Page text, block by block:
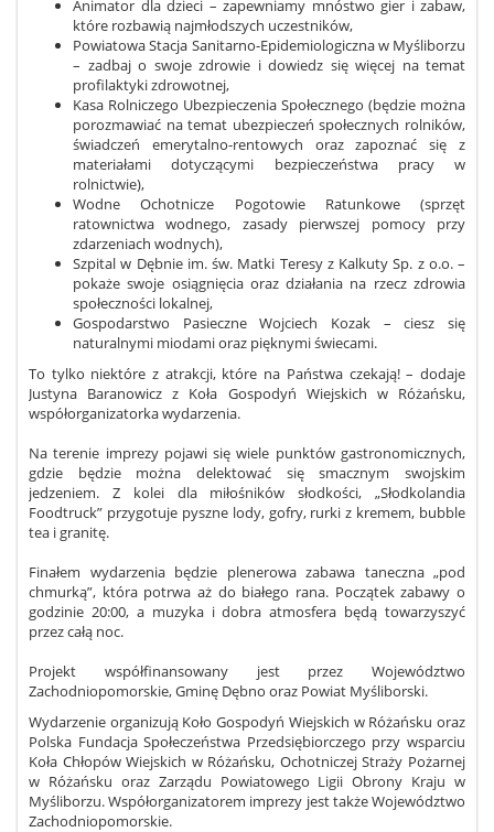
Animator dla dzieci – zapewniamy mnóstwo gier i zabaw,
które rozbawią najmłodszych uczestników,
Powiatowa Stacja Sanitarno-Epidemiologiczna w Myśliborzu
– zadbaj o swoje zdrowie i dowiedz się więcej na temat
profilaktyki zdrowotnej,
Kasa Rolniczego Ubezpieczenia Społecznego (będzie można
porozmawiać na temat ubezpieczeń społecznych rolników,
świadczeń emerytalno-rentowych oraz zapoznać się z
materiałami dotyczącymi bezpieczeństwa pracy w
rolnictwie),
Wodne Ochotnicze Pogotowie Ratunkowe (sprzęt
ratownictwa wodnego, zasady pierwszej pomocy przy
zdarzeniach wodnych),
Szpital w Dębnie im. św. Matki Teresy z Kalkuty Sp. z o.o. –
pokaże swoje osiągnięcia oraz działania na rzecz zdrowia
społeczności lokalnej,
Gospodarstwo Pasieczne Wojciech Kozak – ciesz się
naturalnymi miodami oraz pięknymi świecami.
To tylko niektóre z atrakcji, które na Państwa czekają! – dodaje
Justyna Baranowicz z Koła Gospodyń Wiejskich w Różańsku,
współorganizatorka wydarzenia.
Na terenie imprezy pojawi się wiele punktów gastronomicznych,
gdzie będzie można delektować się smacznym swojskim
jedzeniem. Z kolei dla miłośników słodkości, „Słodkolandia
Foodtruck” przygotuje pyszne lody, gofry, rurki z kremem, bubble
tea i granitę.
Finałem wydarzenia będzie plenerowa zabawa taneczna „pod
chmurką”, która potrwa aż do białego rana. Początek zabawy o
godzinie 20:00, a muzyka i dobra atmosfera będą towarzyszyć
przez całą noc.
Projekt współfinansowany jest przez Województwo
Zachodniopomorskie, Gminę Dębno oraz Powiat Myśliborski.
Wydarzenie organizują Koło Gospodyń Wiejskich w Różańsku oraz
Polska Fundacja Społeczeństwa Przedsiębiorczego przy wsparciu
Koła Chłopów Wiejskich w Różańsku, Ochotniczej Straży Pożarnej
w Różańsku oraz Zarządu Powiatowego Ligii Obrony Kraju w
Myśliborzu. Współorganizatorem imprezy jest także Województwo
Zachodniopomorskie.